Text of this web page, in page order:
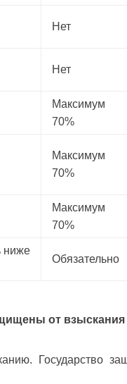
Нет
Нет
Максимум
70%
Максимум
70%
Максимум
70%
ниже
Обязательно
от взыскания
Государство